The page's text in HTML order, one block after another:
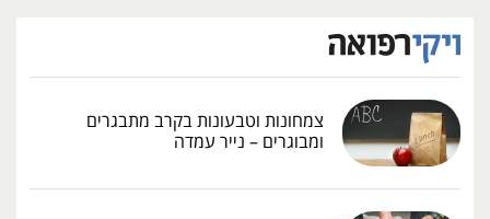
צמחונות וטבעונות בקרב מתבגרים
ומבוגרים – נייר עמדה